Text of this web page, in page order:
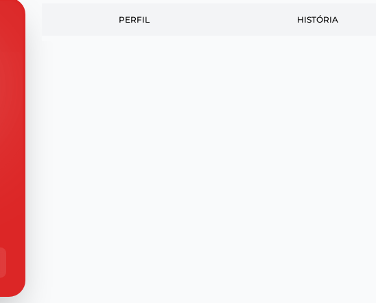
PERFIL HISTÓRIA